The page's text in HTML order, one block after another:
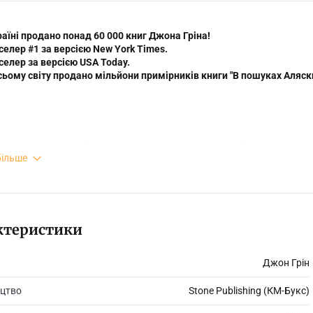
продано понад 60 000 книг Джона Гріна!
#1 за версією New York Times.
за версією USA Today.
світу продано мільйони примірників книги "В пошуках
людей ще більше змушує його праг-нути отого
серце. Відтепер ніколи вже не буде, як раніше.
Джон Грін
Stone Publishing (КМ-Букс)